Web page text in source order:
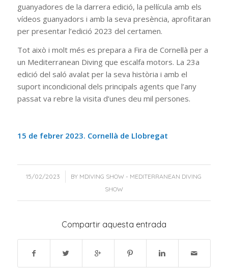
guanyadores de la darrera edició, la pel·lícula amb els
vídeos guanyadors i amb la seva presència, aprofitaran
per presentar l’edició 2023 del certamen.
Tot això i molt més es prepara a Fira de Cornellà per a
un Mediterranean Diving que escalfa motors. La 23a
edició del saló avalat per la seva història i amb el
suport incondicional dels principals agents que l’any
passat va rebre la visita d’unes deu mil persones.
15 de febrer 2023. Cornellà de Llobregat
15/02/2023
/ BY MDIVING SHOW - MEDITERRANEAN DIVING
SHOW
Compartir aquesta entrada